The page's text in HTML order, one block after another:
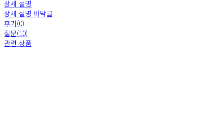
상세 설명
상세 설명 바닥글
후기(0)
질문(10)
관련 상품